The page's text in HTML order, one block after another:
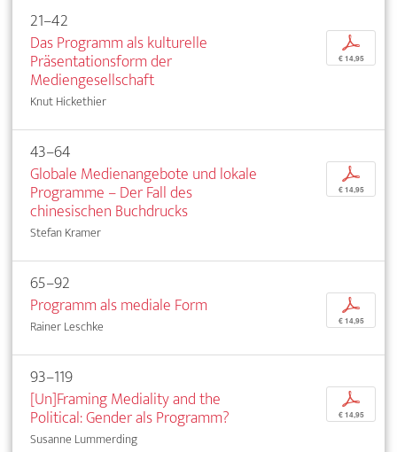
21–42
Das Programm als kulturelle
Präsentationsform der
Mediengesellschaft
Knut Hickethier
p
€ 14,95
43–64
Globale Medienangebote und lokale
Programme – Der Fall des
chinesischen Buchdrucks
Stefan Kramer
p
€ 14,95
65–92
Programm als mediale Form
Rainer Leschke
p
€ 14,95
93–119
[Un]Framing Mediality and the
Political: Gender als Programm?
Susanne Lummerding
p
€ 14,95